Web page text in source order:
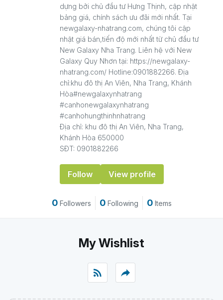
dựng bởi chủ đầu tư Hưng Thịnh, cập nhật
bảng giá, chính sách ưu đãi mới nhất. Tại
newgalaxy-nhatrang.com, chúng tôi cập
nhật giá bán,tiến độ mới nhất từ chủ đầu tư
New Galaxy Nha Trang. Liên hệ với New
Galaxy Quy Nhơn tại: https://newgalaxy-
nhatrang.com/ Hotline:0901882266. Địa
chỉ:khu đô thị An Viên, Nha Trang, Khánh
Hòa#newgalaxynhatrang
#canhonewgalaxynhatrang
#canhohungthinhnhatrang
Địa chỉ: khu đô thị An Viên, Nha Trang,
Khánh Hòa 650000
SĐT: 0901882266
Follow View profile
0 Followers 0 Following 0 Items
My Wishlist
rss_feed reply